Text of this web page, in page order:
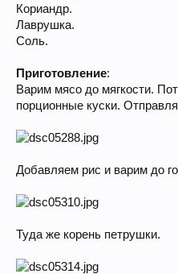
Кориандр.
Лаврушка.
Соль.
Приготовление:
Варим мясо до мягкости.
порционные куски.
Добавляем рис и варим до
Туда же корень петрушки.